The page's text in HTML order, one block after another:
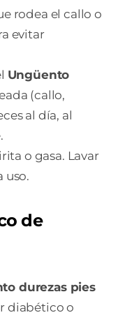
rodea el callo o
evitar
Ungüento
(callo,
al día, al
o gasa. Lavar
uso.
de
durezas pies
diabético o